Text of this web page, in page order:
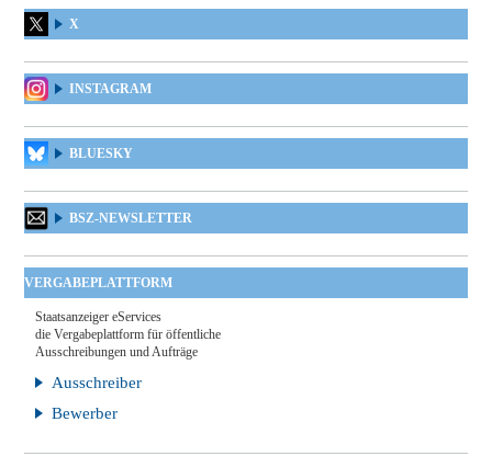
X
INSTAGRAM
BLUESKY
BSZ-NEWSLETTER
VERGABEPLATTFORM
Staatsanzeiger eServices
die Vergabeplattform für öffentliche
Ausschreibungen und Aufträge
Ausschreiber
Bewerber